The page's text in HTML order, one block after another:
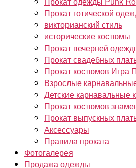
Прокат готической
викторианский стиль
исторические костюмы
Прокат вечерней
Прокат свадебных
Прокат костюмов Игра
Взрослые
Детские карнавальные
Прокат костюмов
Прокат выпускных
Аксессуары
Правила проката
Фотогалерея
Продажа одежды